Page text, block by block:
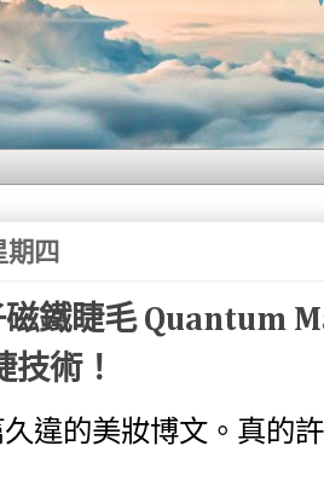
期四
鐵睫毛 Quantum
技術！
違的美妝博文。真的